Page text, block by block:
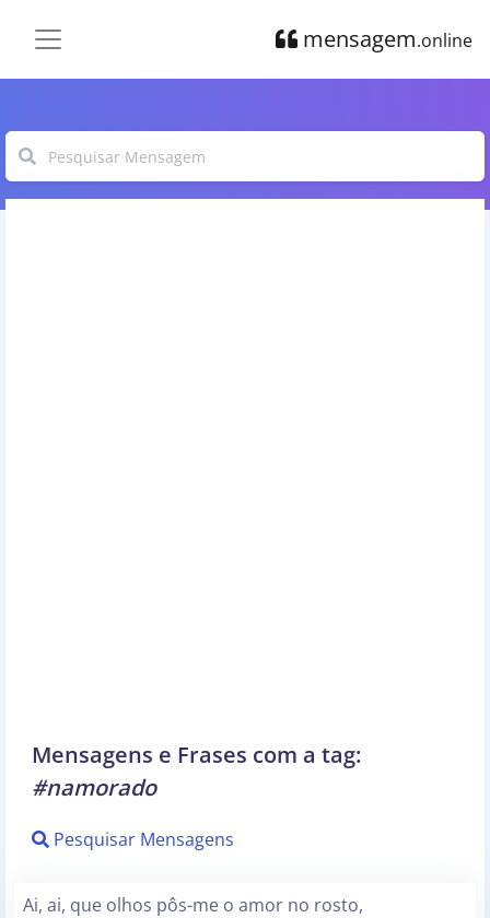
mensagem.online
Mensagens e Frases com a tag:
#namorado
Pesquisar Mensagens
Ai, ai, que olhos pôs-me o amor no rosto,